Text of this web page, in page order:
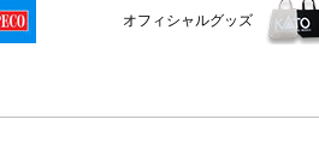
オフィシャルグッズ